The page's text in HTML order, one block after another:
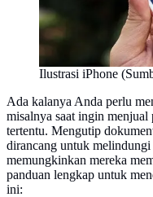
Ilustrasi iPhone
Ada kalanya Anda perlu
misalnya saat ingin menjual
tertentu. Mengutip
dirancang untuk
memungkinkan mereka
panduan lengkap untuk
ini: